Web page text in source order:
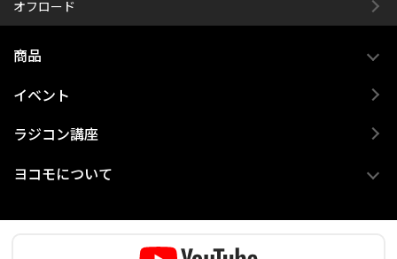
オフロード
商品
イベント
ラジコン講座
ヨコモについて